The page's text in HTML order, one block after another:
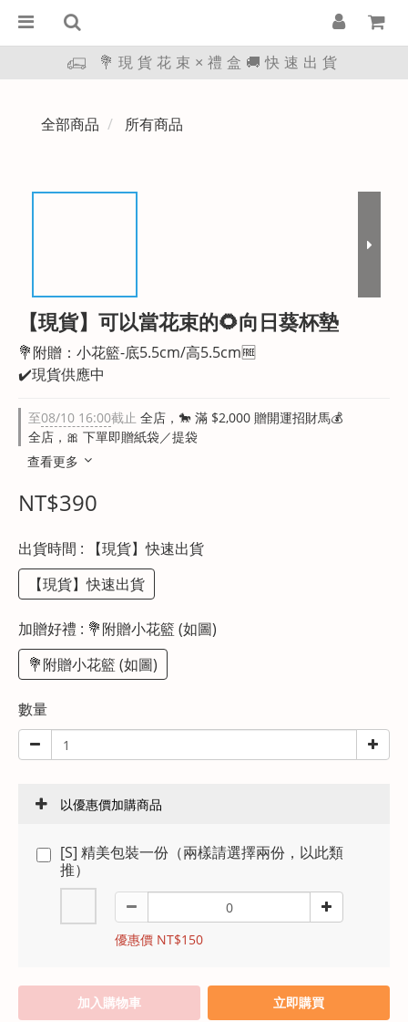
💐現貨花束×禮盒🚚快速出貨
全部商品 所有商品
【現貨】可以當花束的🌻向日葵杯墊
💐附贈：小花籃-底5.5cm/高5.5cm🆓
✔️現貨供應中
至08/10 16:00截止 全店，🐎 滿 $2,000 贈開運招財馬💰
全店，🎀 下單即贈紙袋／提袋
查看更多
NT$390
出貨時間 : 【現貨】快速出貨
【現貨】快速出貨
加贈好禮 : 💐附贈小花籃 (如圖)
💐附贈小花籃 (如圖)
數量
以優惠價加購商品
[S] 精美包裝一份（兩樣請選擇兩份，以此類
推）
優惠價 NT$150
加入購物車 立即購買